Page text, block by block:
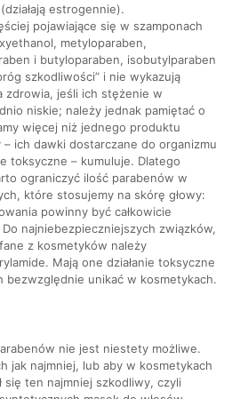
estrogennie).
pojawiające się w szamponach
metyloparaben,
i butyloparaben, isobutylparaben
szkodliwości” i nie wykazują
zdrowia, jeśli ich stężenie w
niskie; należy jednak pamiętać o
więcej niż jednego produktu
ich dawki dostarczane do organizmu
toksyczne – kumuluje. Dlatego
ograniczyć ilość parabenów w
które stosujemy na skórę głowy:
powinny być całkowicie
najniebezpieczniejszych związków,
z kosmetyków należy
Mają one działanie toksyczne
bezwzględnie unikać w kosmetykach.
nie jest niestety możliwe.
jak najmniej, lub aby w kosmetykach
się ten najmniej szkodliwy, czyli